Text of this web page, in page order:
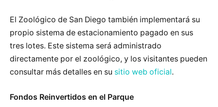
El Zoológico de San Diego también implementará su
propio sistema de estacionamiento pagado en sus
tres lotes. Este sistema será administrado
directamente por el zoológico, y los visitantes pueden
consultar más detalles en su sitio web oficial.
Fondos Reinvertidos en el Parque